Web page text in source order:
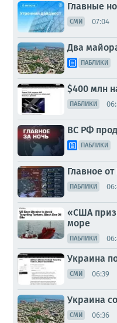
Главные
СМИ 07:04
Два
ПАБЛИКИ
$400 млн
ПАБЛИКИ
ВС РФ
ПАБЛИКИ
Главное
ПАБЛИКИ
«США
море
ПАБЛИКИ
Украина
СМИ 06:39
Украина
СМИ 06:36